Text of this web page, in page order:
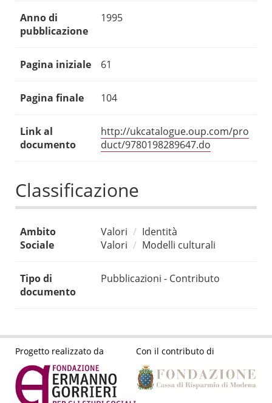
Anno di
pubblicazione
1995
Pagina iniziale 61
Pagina finale 104
Link al
documento
http://ukcatalogue.oup.com/pro
duct/9780198289647.do
Classificazione
Ambito
Sociale
Valori
Identità
Valori
Modelli culturali
Tipo di
documento
Pubblicazioni - Contributo
Progetto realizzato da Con il contributo di